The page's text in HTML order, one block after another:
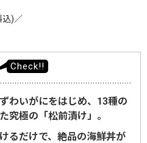
込)／
わいがにをはじめ、13種の
究極の「松前漬け」。
るだけで、絶品の海鮮丼が